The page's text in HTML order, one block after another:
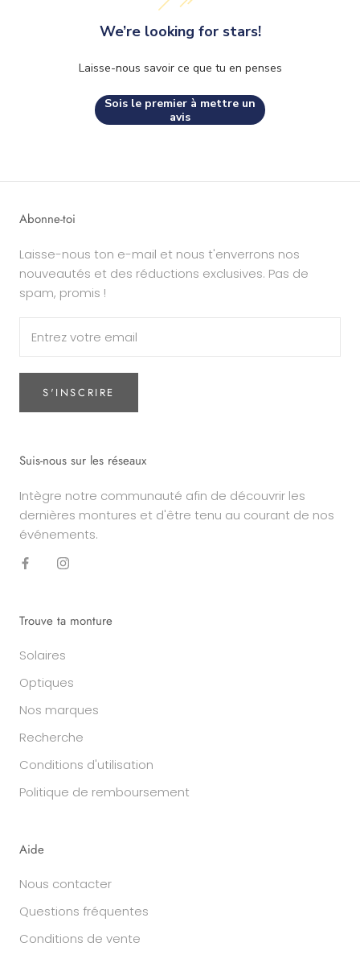
We’re looking for stars!
Laisse-nous savoir ce que tu en penses
Sois le premier à mettre un
avis
Abonne-toi
Laisse-nous ton e-mail et nous t'enverrons nos
nouveautés et des réductions exclusives. Pas de
spam, promis !
S'INSCRIRE
Suis-nous sur les réseaux
Intègre notre communauté afin de découvrir les
dernières montures et d'être tenu au courant de nos
événements.
Trouve ta monture
Solaires
Optiques
Nos marques
Recherche
Conditions d'utilisation
Politique de remboursement
Aide
Nous contacter
Questions fréquentes
Conditions de vente